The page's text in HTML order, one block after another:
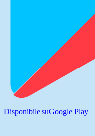
Disponibile suGoogle Play